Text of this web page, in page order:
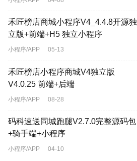
禾匠榜店商城小程序V4_4.4.8开源独
立版+前端+H5 独立小程序
小程序/APP 05-13
禾匠榜店小程序商城V4独立版
V4.0.25 前端+后端
小程序/APP 08-28
码科速送同城跑腿V2.7.0完整源码包
+骑手端+小程序
小程序/APP 04-10